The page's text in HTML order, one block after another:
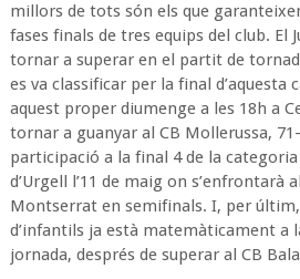
millors de tots són els que
fases finals de tres equips del club. El
tornar a superar en el partit de
es va classificar per la final d’aquesta
aquest proper diumenge a les 18h a
tornar a guanyar al CB Mollerussa,
participació a la final 4 de la
d’Urgell l’11 de maig on s’enfrontarà
Montserrat en semifinals. I, per
d’infantils ja està matemàticament a
jornada, després de superar al CB